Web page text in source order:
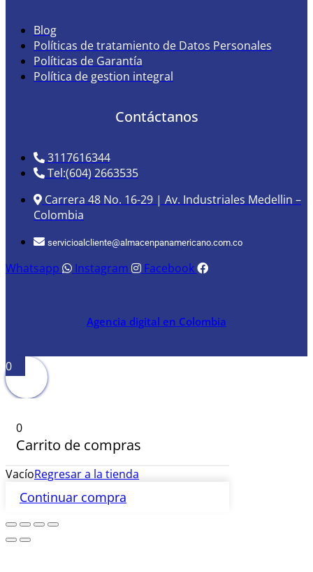
Blog
Políticas de tratamiento de Datos Personales
Políticas de Garantía
Política de gestion integral
Contáctanos
3117616344
Tel:(604) 2663535
Carrera 48 No. 16-29 | Av. Industriales Medellin –
Colombia
servicioalcliente@almacenpanamericano.com.co
Whatsapp Instagram Facebook
Agencia digital en Colombia
0
0
Carrito de compras
VacíoRegresar a la tienda
Continuar compra